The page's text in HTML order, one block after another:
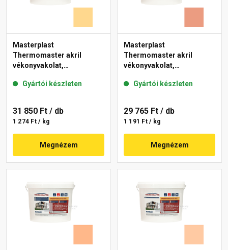
Masterplast
Thermomaster akril
vékonyvakolat,
01-D 25 kg
Gyártói készleten
31 850 Ft / db
1 274 Ft / kg
Megnézem
Masterplast
Thermomaster akril
vékonyvakolat,
17-C 25 kg
Gyártói készleten
29 765 Ft / db
1 191 Ft / kg
Megnézem